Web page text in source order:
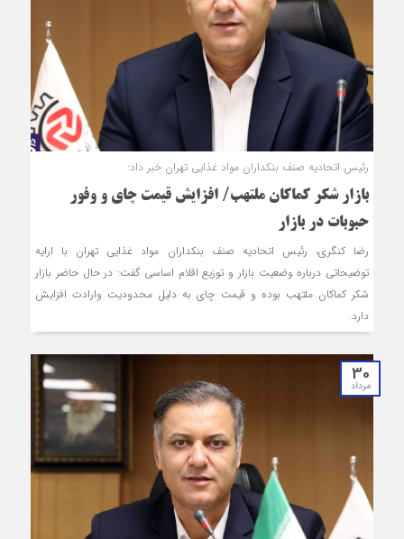
رئیس اتحادیه صنف بنکداران مواد غذایی تهران خبر داد:
بازار شکر کماکان ملتهب/ افزایش قیمت چای و وفور
حبوبات در بازار
رضا کنگری، رئیس اتحادیه صنف بنکداران مواد غذایی تهران با ارایه
توضیحاتی درباره وضعیت بازار و توزیع اقلام اساسی گفت: در حال حاضر بازار
شکر کماکان ملتهب بوده و قیمت چای به دلیل محدودیت وارادت افزایش
دارد.
30
مرداد